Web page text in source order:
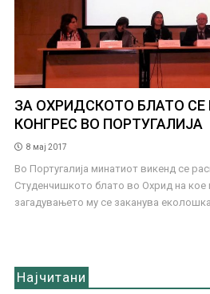
ЗА ОХРИДСКОТО БЛАТО СЕ
КОНГРЕС ВО ПОРТУГАЛИЈА
8 мај 2017
Во Португалија минатиот викенд се
Студенчишкото блато во Охрид на кое
загадувањето му се заканува еколошка
Најчитани